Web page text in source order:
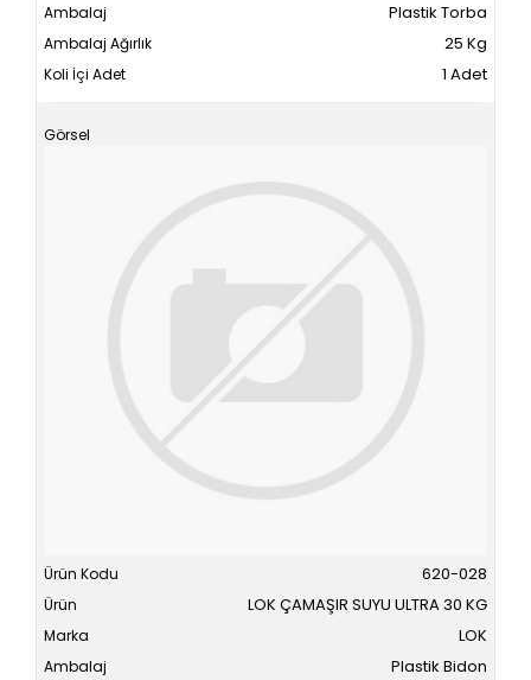
Plastik Torba
25 Kg
1 Adet
620-028
LOK ÇAMAŞIR SUYU ULTRA 30 KG
LOK
Plastik Bidon